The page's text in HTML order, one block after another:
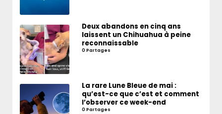
Deux abandons en cinq ans
laissent un Chihuahua à peine
reconnaissable
0 Partages
La rare Lune Bleue de mai :
qu’est-ce que c’est et comment
l’observer ce week-end
0 Partages